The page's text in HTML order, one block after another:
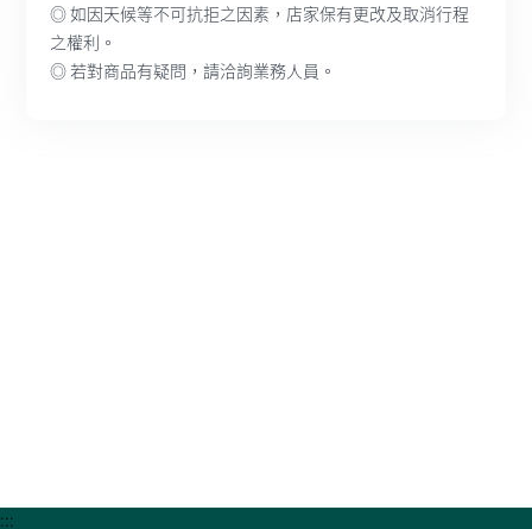
◎ 如因天候等不可抗拒之因素，店家保有更改及取消行程
之權利。
◎ 若對商品有疑問，請洽詢業務人員。
:::